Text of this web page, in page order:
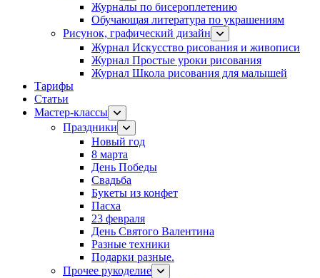
Журналы по бисероплетению
Обучающая литература по украшениям
Рисунок, графический дизайн
Журнал Искусство рисования и живописи
Журнал Простые уроки рисования
Журнал Школа рисования для малышей
Тарифы
Статьи
Мастер-классы
Праздники
Новый год
8 марта
День Победы
Свадьба
Букеты из конфет
Пасха
23 февраля
День Святого Валентина
Разные техники
Подарки разные.
Прочее рукоделие